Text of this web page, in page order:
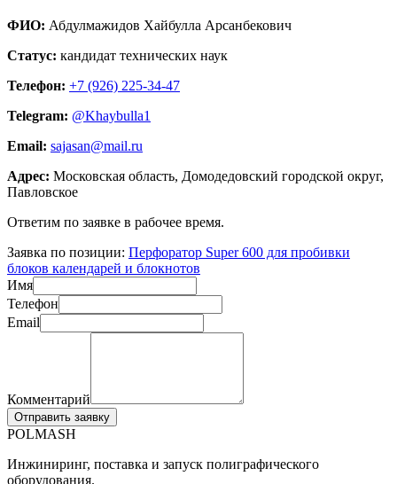
ФИО: Абдулмажидов Хайбулла Арсанбекович
Статус: кандидат технических наук
Телефон: +7 (926) 225-34-47
Telegram: @Khaybulla1
Email: sajasan@mail.ru
Адрес: Московская область, Домодедовский городской округ,
Павловское
Ответим по заявке в рабочее время.
Заявка по позиции: Перфоратор Super 600 для пробивки
блоков календарей и блокнотов
Имя
Телефон
Email
Комментарий
Отправить заявку
POLMASH
Инжиниринг, поставка и запуск полиграфического
оборудования.